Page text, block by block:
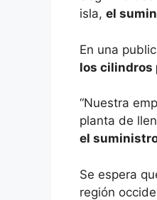
isla, el
En una
los cilindros
“Nuestra
planta de
el
Se espera
región